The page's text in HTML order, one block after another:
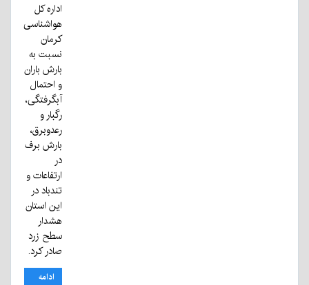
اداره کل
هواشناسی
کرمان
نسبت به
بارش باران
و احتمال
آبگرفتگی،
رگبار و
رعدوبرق،
بارش برف
در
ارتفاعات و
تندباد در
این استان
هشدار
سطح زرد
صادر کرد.
ادامه